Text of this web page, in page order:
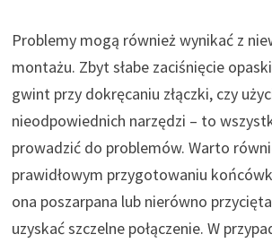
Problemy mogą również wynikać z
montażu. Zbyt słabe zaciśnięcie
gwint przy dokręcaniu złączki, czy
nieodpowiednich narzędzi – to
prowadzić do problemów. Warto
prawidłowym przygotowaniu
ona poszarpana lub nierówno
uzyskać szczelne połączenie. W